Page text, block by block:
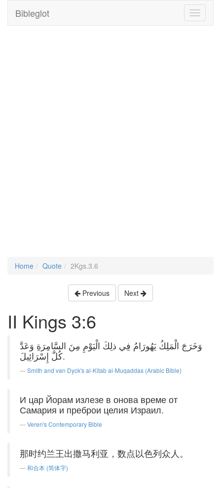
Toggle
Bibleglot
Home Quote 2Kgs.3.6
Previous Next
II Kings 3:6
وَخَرَجَ الْمَلِكُ يَهُورَامُ فِي ذلِكَ الْيَوْمِ مِنَ السَّامِرَةِ وَعَدَّ
كُلَّ إِسْرَائِيلَ.
Smith and van Dyck's al-Kitab al-Muqaddas (Arabic Bible)
И цар Йорам излезе в онова време от
Самария и преброи целия Израил.
Veren's Contemporary Bible
那时约兰王出撒马利亚，数点以色列众人。
和合本 (简体字)